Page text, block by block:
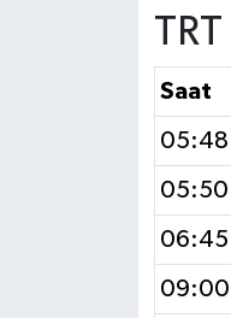
TRT
Saat
05:48
05:50
06:45
09:00